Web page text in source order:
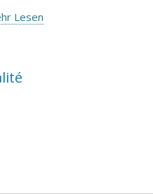
Lesen